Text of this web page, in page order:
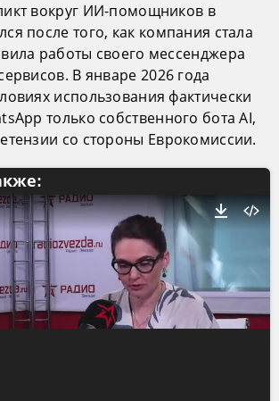
вокруг ИИ-помощников в
после того, как компания стала
работы своего мессенджера
В январе 2026 года
использования фактически
только собственного бота AI,
со стороны Еврокомиссии.